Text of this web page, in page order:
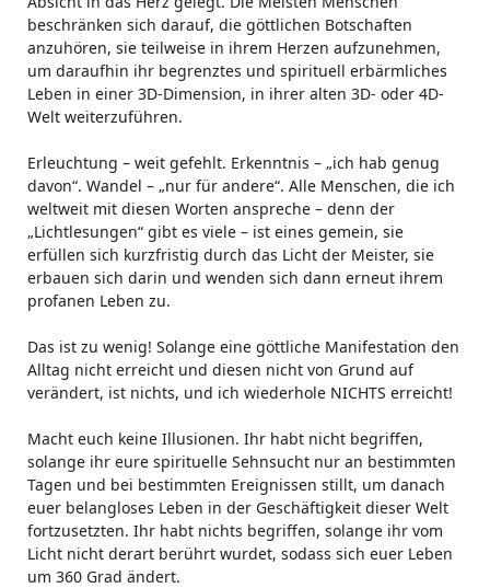
beschränken sich darauf, die göttlichen Botschaften
anzuhören, sie teilweise in ihrem Herzen aufzunehmen,
um daraufhin ihr begrenztes und spirituell erbärmliches
Leben in einer 3D-Dimension, in ihrer alten 3D- oder 4D-
Welt weiterzuführen.
Erleuchtung – weit gefehlt. Erkenntnis – „ich hab genug
davon“. Wandel – „nur für andere“. Alle Menschen, die ich
weltweit mit diesen Worten anspreche – denn der
„Lichtlesungen“ gibt es viele – ist eines gemein, sie
erfüllen sich kurzfristig durch das Licht der Meister, sie
erbauen sich darin und wenden sich dann erneut ihrem
profanen Leben zu.
Das ist zu wenig! Solange eine göttliche Manifestation den
Alltag nicht erreicht und diesen nicht von Grund auf
verändert, ist nichts, und ich wiederhole NICHTS erreicht!
Macht euch keine Illusionen. Ihr habt nicht begriffen,
solange ihr eure spirituelle Sehnsucht nur an bestimmten
Tagen und bei bestimmten Ereignissen stillt, um danach
euer belangloses Leben in der Geschäftigkeit dieser Welt
fortzusetzten. Ihr habt nichts begriffen, solange ihr vom
Licht nicht derart berührt wurdet, sodass sich euer Leben
um 360 Grad ändert.